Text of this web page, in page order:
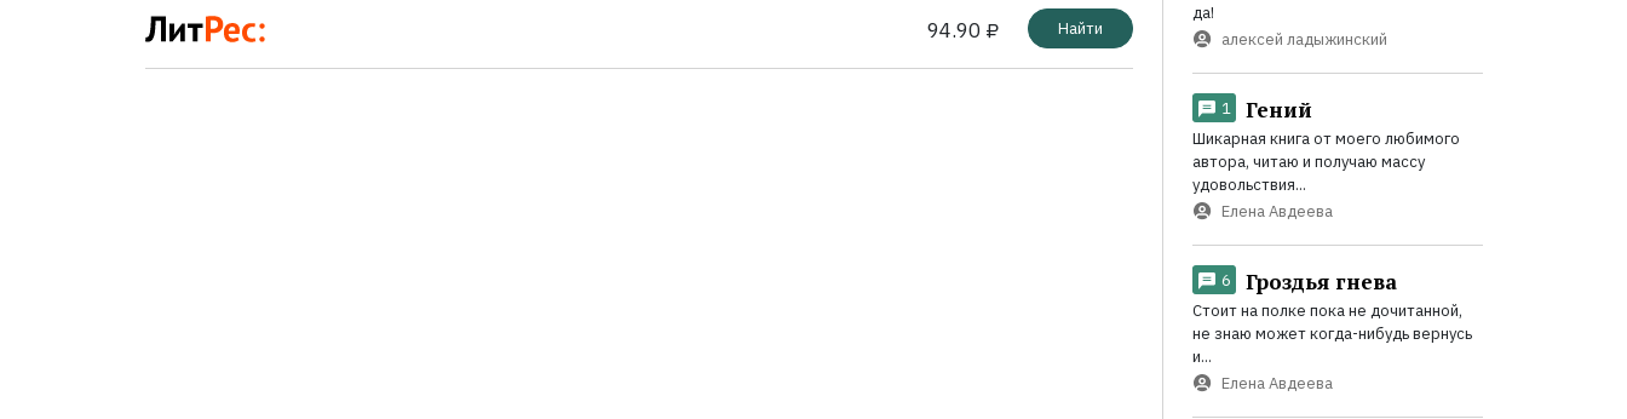
94.90 ₽ Найти
да!
алексей ладыжинский
1 Гений
Шикарная книга от моего любимого
автора, читаю и получаю массу
удовольствия...
Елена Авдеева
6 Гроздья гнева
Стоит на полке пока не дочитанной,
не знаю может когда-нибудь вернусь
и...
Елена Авдеева